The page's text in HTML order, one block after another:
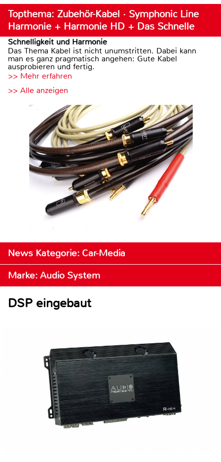
Topthema: Zubehör-Kabel · Symphonic Line
Harmonie + Harmonie HD + Das Schnelle
Schnelligkeit und Harmonie
Das Thema Kabel ist nicht unumstritten. Dabei kann
man es ganz pragmatisch angehen: Gute Kabel
ausprobieren und fertig.
>> Mehr erfahren
>> Alle anzeigen
News Kategorie: Car-Media
Marke: Audio System
DSP eingebaut